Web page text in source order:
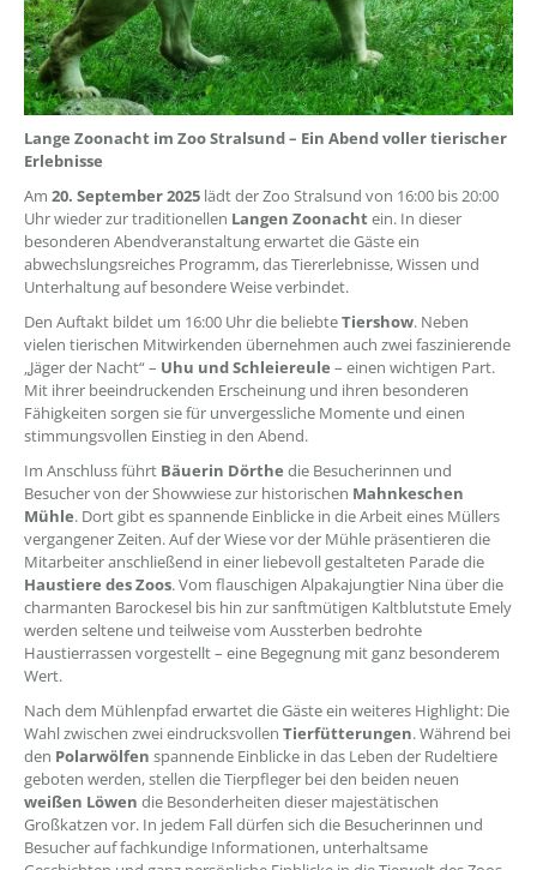
Lange Zoonacht im Zoo Stralsund – Ein Abend voller tierischer
Erlebnisse
Am 20. September 2025 lädt der Zoo Stralsund von 16:00 bis 20:00
Uhr wieder zur traditionellen Langen Zoonachtein. In dieser
besonderen Abendveranstaltung erwartet die Gäste ein
abwechslungsreiches Programm, das Tiererlebnisse, Wissen und
Unterhaltung auf besondere Weise verbindet.
Den Auftakt bildet um 16:00 Uhr die beliebteTiershow. Neben
vielen tierischen Mitwirkenden übernehmen auch zwei faszinierende
„Jäger der Nacht“ – Uhu und Schleiereule – einen wichtigen Part.
Mit ihrer beeindruckenden Erscheinung und ihren besonderen
Fähigkeiten sorgen sie für unvergessliche Momente und einen
stimmungsvollen Einstieg in den Abend.
Im Anschluss führt Bäuerin Dörthe die Besucherinnen und
Besucher von der Showwiese zur historischen Mahnkeschen
Mühle. Dort gibt es spannende Einblicke in die Arbeit eines Müllers
vergangener Zeiten. Auf der Wiese vor der Mühle präsentieren die
Mitarbeiter anschließend in einer liebevoll gestalteten Parade die
Haustiere des Zoos. Vom flauschigen Alpakajungtier Nina über die
charmanten Barockesel bis hin zur sanftmütigen Kaltblutstute Emely
werden seltene und teilweise vom Aussterben bedrohte
Haustierrassen vorgestellt – eine Begegnung mit ganz besonderem
Wert.
Nach dem Mühlenpfad erwartet die Gäste ein weiteres Highlight: Die
Wahl zwischen zwei eindrucksvollen Tierfütterungen. Während bei
den Polarwölfen spannende Einblicke in das Leben der Rudeltiere
geboten werden, stellen die Tierpfleger bei den beiden neuen
weißen Löwen die Besonderheiten dieser majestätischen
Großkatzen vor. In jedem Fall dürfen sich die Besucherinnen und
Besucher auf fachkundige Informationen, unterhaltsame